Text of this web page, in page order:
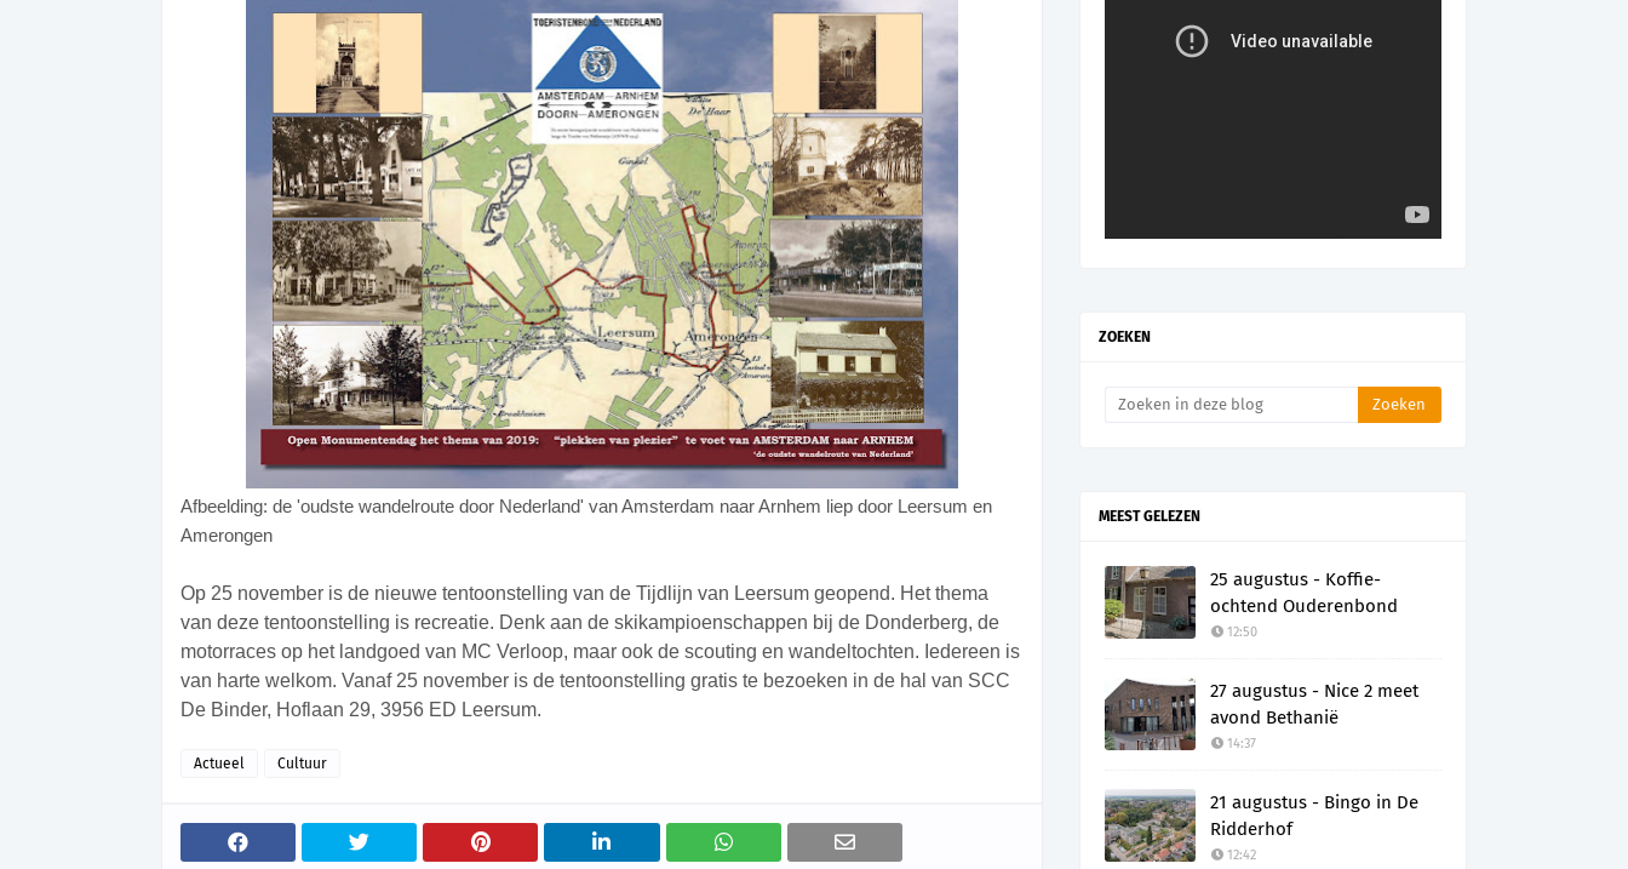
Afbeelding: de 'oudste wandelroute door Nederland' van Amsterdam naar Arnhem liep door Leersum en
Amerongen
Op 25 november is de nieuwe tentoonstelling van de Tijdlijn van Leersum geopend. Het thema
van deze tentoonstelling is recreatie. Denk aan de skikampioenschappen bij de Donderberg, de
motorraces op het landgoed van MC Verloop, maar ook de scouting en wandeltochten. Iedereen is
van harte welkom. Vanaf 25 november is de tentoonstelling gratis te bezoeken in de hal van SCC
De Binder, Hoflaan 29, 3956 ED Leersum.
Actueel Cultuur
ZOEKEN
MEEST GELEZEN
25 augustus - Koffie-
ochtend Ouderenbond
12:50
27 augustus - Nice 2 meet
avond Bethanië
14:37
21 augustus - Bingo in De
Ridderhof
12:42